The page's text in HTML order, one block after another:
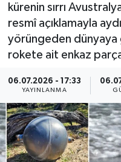
kürenin sırrı
resmî açıklamayla
yörüngeden dünyaya
rokete ait enkaz
06.07.2026 - 17:33
YAYINLANMA
Si̇yaset
Spor
Anali̇z
Bi̇li̇m & Teknoloji̇
Haber Arşivi